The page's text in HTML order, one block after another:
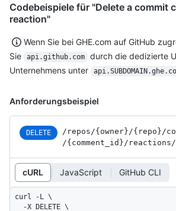
Codebeispiele für "Delete a commit
reaction"
Wenn Sie bei GHE.com auf GitHub
Sie
api.github.com
durch die dedizierte
Unternehmens unter
Anforderungsbeispiel
DELETE /repos /{owner} /{repo} /
/{comment_ id} /reactions
cURL JavaScript GitHub CLI
curl -L \